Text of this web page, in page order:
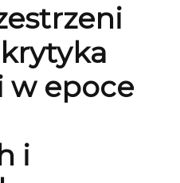
w epoce
i